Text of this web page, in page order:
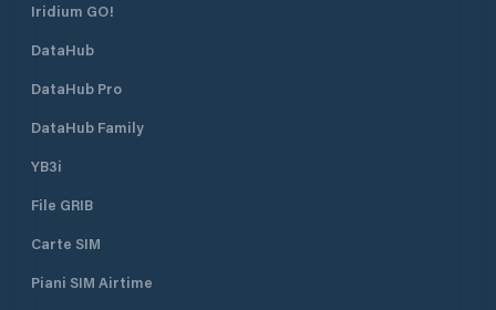
Iridium GO!
DataHub
DataHub Pro
DataHub Family
YB3i
File GRIB
Carte SIM
Piani SIM Airtime